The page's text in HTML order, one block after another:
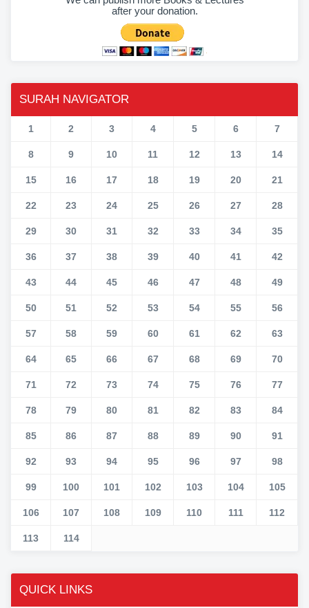
after your donation.
SURAH NAVIGATOR
1 2 3 4 5 6 7
8 9 10 11 12 13 14
15 16 17 18 19 20 21
22 23 24 25 26 27 28
29 30 31 32 33 34 35
36 37 38 39 40 41 42
43 44 45 46 47 48 49
50 51 52 53 54 55 56
57 58 59 60 61 62 63
64 65 66 67 68 69 70
71 72 73 74 75 76 77
78 79 80 81 82 83 84
85 86 87 88 89 90 91
92 93 94 95 96 97 98
99 100 101 102 103 104 105
106 107 108 109 110 111 112
113 114
QUICK LINKS